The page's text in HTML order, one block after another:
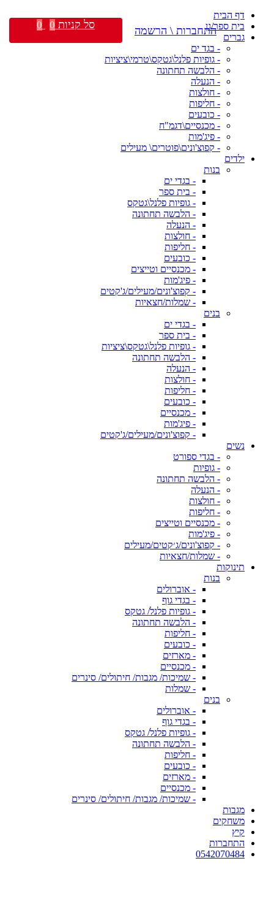
דף הבית
בית ספר/גן
גברים
- בגד ים
- גופיות פלנל\גטקס\טרמי\ציציות
- הלבשה תחתונה
- הנעלה
- חולצות
- חליפות
- כובעים
- מכנסיים\דגמ"ח
- פיג'מות
- קפוצ'ונים\פוטרים\ מעילים
ילדים
בנות
- בגדי ים
- בית ספר
- גופיות פלנל\גטקס
- הלבשה תחתונה
- הנעלה
- חולצות
- חליפות
- כובעים
- מכנסיים וטייצים
- פיג'מות
- קפוצ'ונים/מעילים/ג'קטים
- שמלות/חצאיות
בנים
- בגדי ים
- בית ספר
- גופיות פלנל\גטקס\ציציות
- הלבשה תחתונה
- הנעלה
- חולצות
- חליפות
- כובעים
- מכנסיים
- פיג'מות
- קפוצ'ונים/מעילים/ג'קטים
נשים
- בגדי ספורט
- גופיות
- הלבשה תחתונה
- הנעלה
- חולצות
- חליפות
- מכנסיים וטייצים
- פיג'מות
- קפוצ'ונים/ג׳קטים/מעילים
- שמלות/חצאיות
תינוקות
בנות
- אוברולים
- בגדי גוף
- גופיות פלנל/ גטקס
- הלבשה תחתונה
- חליפות
- כובעים
- מארזים
- מכנסיים
- שמיכות/ מגבות/ חיתולים/ סינרים
- שמלות
בנים
- אוברולים
- בגדי גוף
- גופיות פלנל/ גטקס
- הלבשה תחתונה
- חליפות
- כובעים
- מארזים
- מכנסיים
- שמיכות/ מגבות/ חיתולים/ סינרים
מגבות
משחקים
קיץ
התחברות
0542070484
התחברות \ הרשמה סל קניות 0
0